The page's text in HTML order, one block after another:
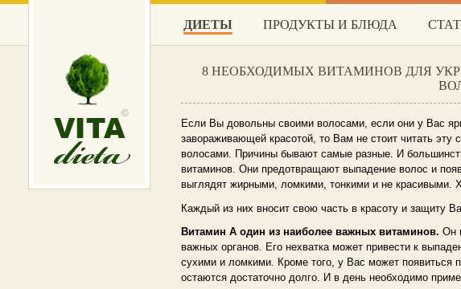
ДИЕТЫ ПРОДУКТЫ И БЛЮДА
8 НЕОБХОДИМЫХ ВИТАМИНОВ ДЛЯ
Если Вы довольны своими волосами, если они у Вас
завораживающей красотой, то Вам не стоит читать
волосами. Причины бывают самые разные. И
витаминов. Они предотвращают выпадение волос и
выглядят жирными, ломкими, тонкими и не красивыми.
Каждый из них вносит свою часть в красоту и защиту
Витамин А один из наиболее важных витаминов. Он
важных органов. Его нехватка может привести к
сухими и ломкими. Кроме того, у Вас может появиться
остаются достаточно долго. И в день необходимо